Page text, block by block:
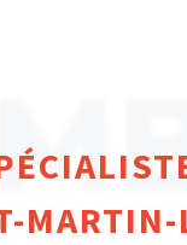
MARTIN-